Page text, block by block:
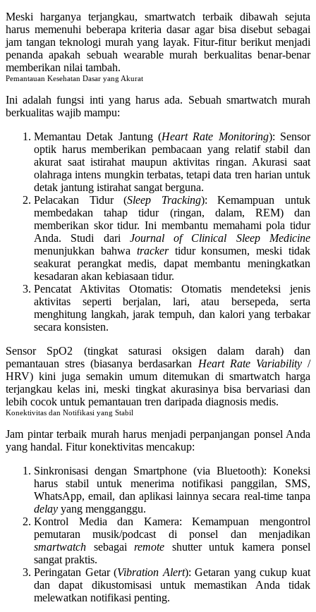
Meski harganya terjangkau, smartwatch terbaik dibawah sejuta
harus memenuhi beberapa kriteria dasar agar bisa disebut sebagai
jam tangan teknologi murahyang layak. Fitur-fitur berikut menjadi
penanda apakah sebuah wearable murah berkualitasbenar-benar
memberikan nilai tambah.
Pemantauan Kesehatan Dasar yang Akurat
Ini adalah fungsi inti yang harus ada. Sebuah smartwatch murah
berkualitas wajib mampu:
Memantau Detak Jantung (Heart Rate Monitoring): Sensor
optik harus memberikan pembacaan yang relatif stabil dan
akurat saat istirahat maupun aktivitas ringan. Akurasi saat
olahraga intens mungkin terbatas, tetapi data tren harian untuk
detak jantung istirahat sangat berguna.
Pelacakan Tidur (Sleep Tracking): Kemampuan untuk
membedakan tahap tidur (ringan, dalam, REM) dan
memberikan skor tidur. Ini membantu memahami pola tidur
Anda. Studi dari Journal of Clinical Sleep Medicine
menunjukkan bahwa trackertidur konsumen, meski tidak
seakurat perangkat medis, dapat membantu meningkatkan
kesadaran akan kebiasaan tidur.
Pencatat Aktivitas Otomatis: Otomatis mendeteksi jenis
aktivitas seperti berjalan, lari, atau bersepeda, serta
menghitung langkah, jarak tempuh, dan kalori yang terbakar
secara konsisten.
Sensor SpO2 (tingkat saturasi oksigen dalam darah) dan
pemantauan stres (biasanya berdasarkan Heart Rate Variability/
HRV) kini juga semakin umum ditemukan di smartwatch harga
terjangkau kelas ini, meski tingkat akurasinya bisa bervariasi dan
lebih cocok untuk pemantauan tren daripada diagnosis medis.
Konektivitas dan Notifikasi yang Stabil
Jam pintar terbaik murahharus menjadi perpanjangan ponsel Anda
yang handal. Fitur konektivitas mencakup:
Sinkronisasi dengan Smartphone (via Bluetooth): Koneksi
harus stabil untuk menerima notifikasi panggilan, SMS,
WhatsApp, email, dan aplikasi lainnya secara real-time tanpa
delay yang mengganggu.
Kontrol Media dan Kamera: Kemampuan mengontrol
pemutaran musik/podcast di ponsel dan menjadikan
smartwatch sebagai remote shutter untuk kamera ponsel
sangat praktis.
Peringatan Getar (Vibration Alert): Getaran yang cukup kuat
dan dapat dikustomisasi untuk memastikan Anda tidak
melewatkan notifikasi penting.